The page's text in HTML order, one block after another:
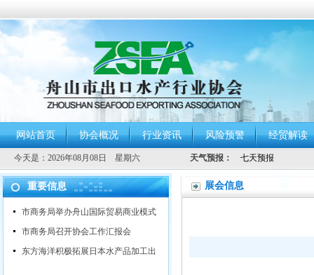
网站首页 协会概况 行业资讯 风险预警 经贸解读
今天是： 2026年08月08日 星期六 天气预报：
重要信息
市商务局举办舟山国际贸易商业模式
市商务局召开协会工作汇报会
东方海洋积极拓展日本水产品加工出
展会信息